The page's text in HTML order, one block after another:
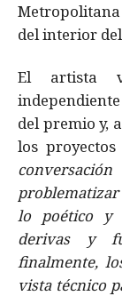
del interior
El artista
independiente
del premio y,
los proyectos
lo poético y
derivas y
finalmente,
vista técnico